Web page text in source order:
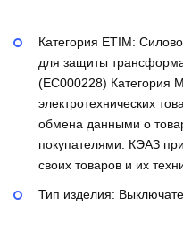
Категория ETIM:
для защиты
(EC000228) Категория
электротехнических
обмена данными о
покупателями. КЭАЗ
своих товаров и их
Тип изделия: